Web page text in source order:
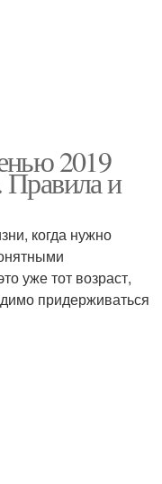
2019
и
когда нужно
уже тот возраст,
придерживаться